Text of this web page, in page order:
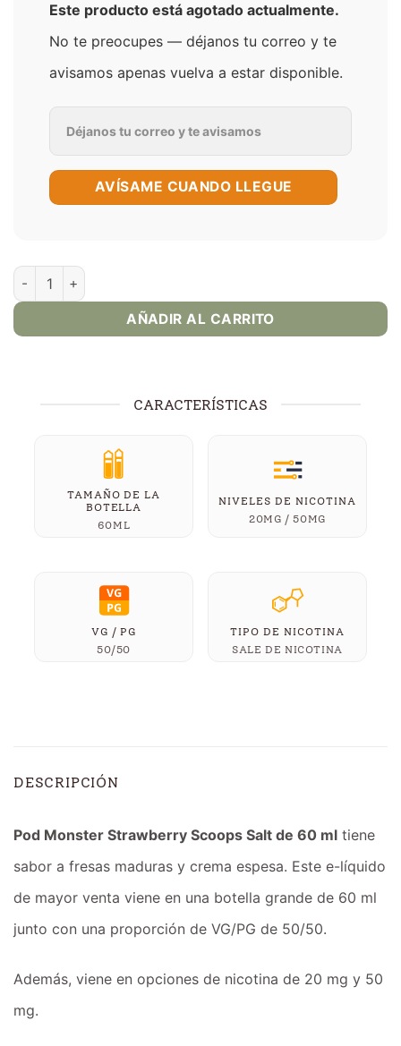
Este producto está agotado actualmente.
No te preocupes — déjanos tu correo y te
avisamos apenas vuelva a estar disponible.
AVÍSAME CUANDO LLEGUE
Strawberry Scoops Salt 60ml E-Juice | Pod Monster cantidad
AÑADIR AL CARRITO
CARACTERÍSTICAS
TAMAÑO DE LA
BOTELLA
60ML
NIVELES DE NICOTINA
20MG / 50MG
VG / PG
50/50
TIPO DE NICOTINA
SALE DE NICOTINA
DESCRIPCIÓN
Pod Monster Strawberry Scoops Salt de 60 ml tiene
sabor a fresas maduras y crema espesa. Este e-líquido
de mayor venta viene en una botella grande de 60 ml
junto con una proporción de VG/PG de 50/50.
Además, viene en opciones de nicotina de 20 mg y 50
mg.